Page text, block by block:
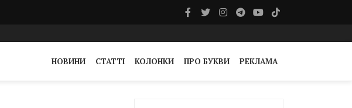
НОВИНИ СТАТТІ КОЛОНКИ ПРО БУКВИ РЕКЛАМА